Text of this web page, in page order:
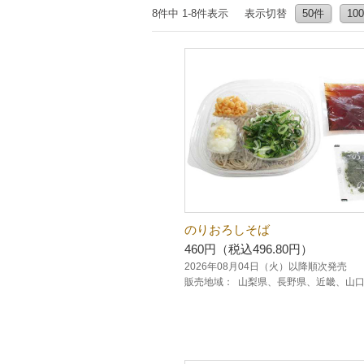
8件中 1-8件表示 表示切替 50件
のりおろしそば
460円（税込496.80円）
2026年08月04日（火）以降順次発売
販売地域：
山梨県、長野県、近畿、山